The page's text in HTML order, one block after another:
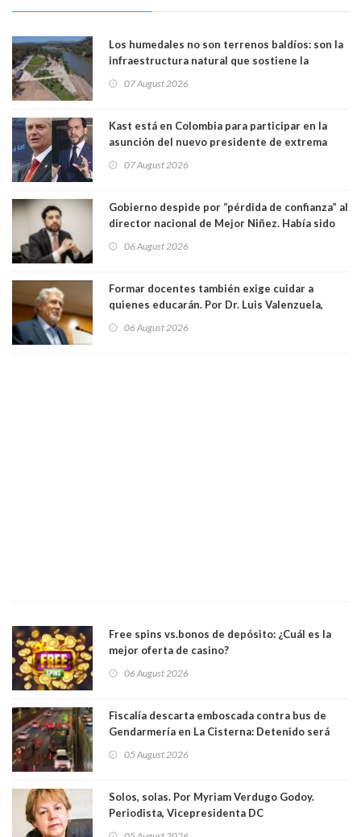
Los humedales no son terrenos baldíos: son la
infraestructura natural que sostiene la
07 August 2026
Kast está en Colombia para participar en la
asunción del nuevo presidente de extrema
07 August 2026
Gobierno despide por “pérdida de confianza” al
director nacional de Mejor Niñez. Había sido
06 August 2026
Formar docentes también exige cuidar a
quienes educarán. Por Dr. Luis Valenzuela,
Académicos U. Católica Silva Henríquez
06 August 2026
Free spins vs.bonos de depósito: ¿Cuál es la
mejor oferta de casino?
06 August 2026
Fiscalía descarta emboscada contra bus de
Gendarmería en La Cisterna: Detenido será
05 August 2026
Solos, solas. Por Myriam Verdugo Godoy.
Periodista, Vicepresidenta DC